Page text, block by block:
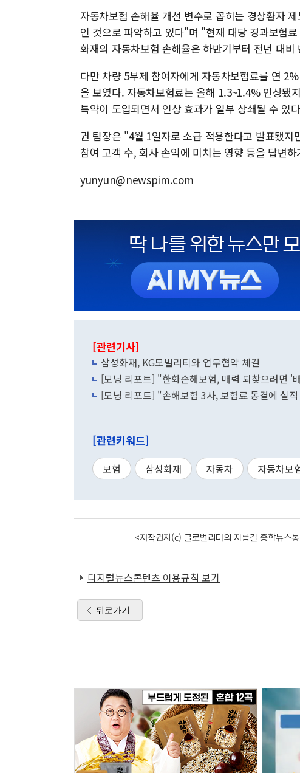
자동차보험 손해율 개선 변수로 꼽히는 경상환자
인 것으로 파악하고 있다"며 "현재 대당 경과보험
화재의 자동차보험 손해율은 하반기부터 전년 대
다만 차량 5부제 참여자에게 자동차보험료를 연
을 보였다. 자동차보험료는 올해 1.3~1.4% 인상됐
특약이 도입되면서 인상 효과가 일부 상쇄될 수 있
권 팀장은 "4월 1일자로 소급 적용한다고 발표됐
참여 고객 수, 회사 손익에 미치는 영향 등을 답변
yunyun@newspim.com
[관련기사]
삼성화재, KG모빌리티와 업무협약 체결
[모닝 리포트] "한화손해보험, 매력 되찾으려면 '
[모닝 리포트] "손해보험 3사, 보험료 동결에 실
[관련키워드]
보험 삼성화재 자동차 자동차보
<저작권자(c) 글로벌리더의 지름길 종합뉴
디지털뉴스콘텐츠 이용규칙 보기
뒤로가기